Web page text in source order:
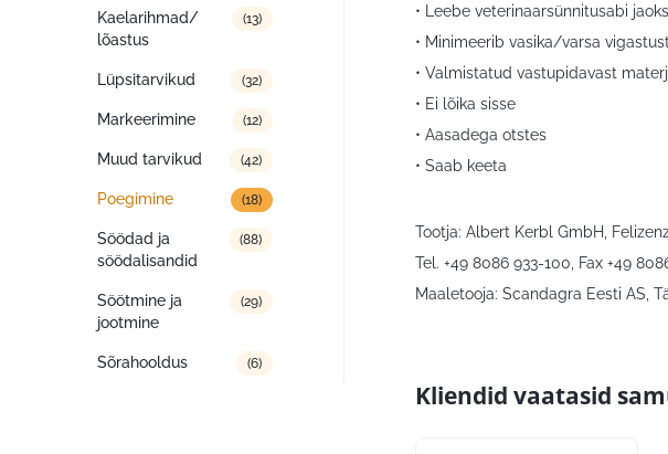
Kaelarihmad/
lõastus
(13)
Lüpsitarvikud (32)
Markeerimine (12)
Muud tarvikud (42)
Poegimine (18)
Söödad ja
söödalisandid
(88)
Söötmine ja
jootmine
(29)
Sõrahooldus (6)
• Leebe veterinaarsünnitusabi
• Minimeerib vasika/varsa
• Valmistatud vastupidavast
• Ei lõika sisse
• Aasadega otstes
• Saab keeta
Tootja: Albert Kerbl GmbH,
Tel. +49 8086 933-100, Fax +49
Maaletooja: Scandagra Eesti AS,
Kliendid vaatasid